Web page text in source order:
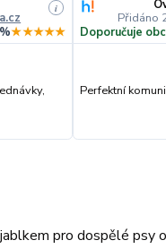
i
★★★★★
Přidáno
Doporučuje
Perfektní
pro dospělé psy